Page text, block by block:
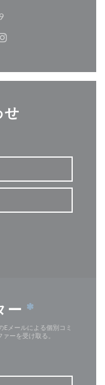
しいウィンドウで
((新しいウィンドウ
Instagram ((新しいウ
せ
ー *
メールによる個別コミ
ーを受け取る。